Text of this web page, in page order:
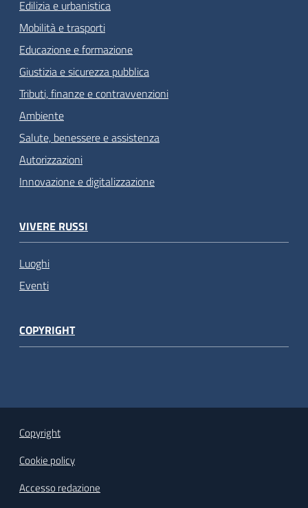
Edilizia e urbanistica
Mobilità e trasporti
Educazione e formazione
Giustizia e sicurezza pubblica
Tributi, finanze e contravvenzioni
Ambiente
Salute, benessere e assistenza
Autorizzazioni
Innovazione e digitalizzazione
VIVERE RUSSI
Luoghi
Eventi
COPYRIGHT
Copyright
Cookie policy
Accesso redazione